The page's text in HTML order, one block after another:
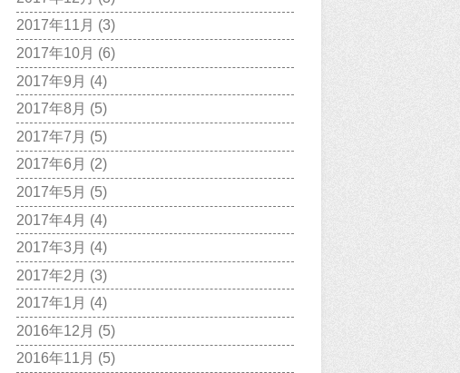
2017年11月 (3)
2017年10月 (6)
2017年9月 (4)
2017年8月 (5)
2017年7月 (5)
2017年6月 (2)
2017年5月 (5)
2017年4月 (4)
2017年3月 (4)
2017年2月 (3)
2017年1月 (4)
2016年12月 (5)
2016年11月 (5)